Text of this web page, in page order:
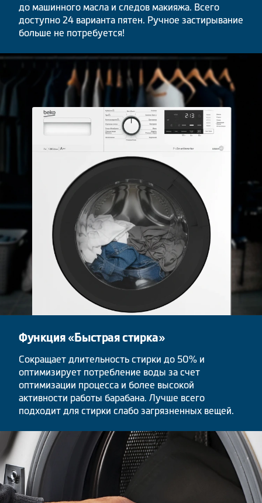
до машинного масла и следов макияжа. Всего
доступно 24 варианта пятен. Ручное застирывание
больше не потребуется!
Функция «Быстрая стирка»
Сокращает длительность стирки до 50% и
оптимизирует потребление воды за счет
оптимизации процесса и более высокой
активности работы барабана. Лучше всего
подходит для стирки слабо загрязненных вещей.